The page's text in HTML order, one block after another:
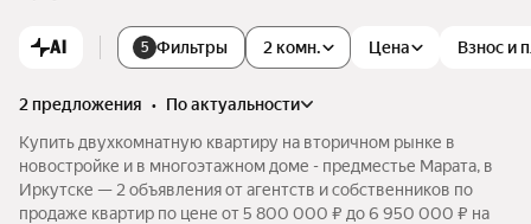
AI 5 Фильтры Цена Взнос и
2 комн.
2 предложения •
по актуальности
Купить двухкомнатную квартиру на вторичном рынке в
новостройке и в многоэтажном доме - предместье Марата, в
Иркутске — 2 объявления от агентств и собственников по
продаже квартир по цене от 5 800 000 ₽ до 6 950 000 ₽ на